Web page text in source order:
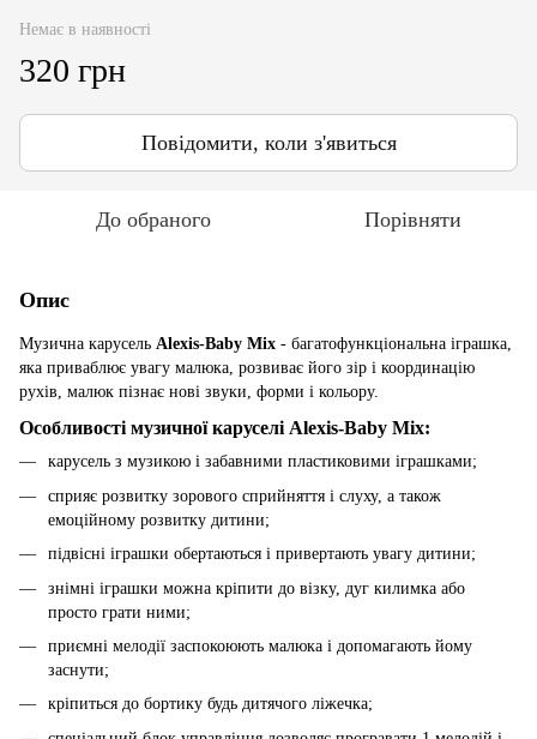
Немає в наявності
320 грн
Повідомити, коли з'явиться
До обраного Порівняти
Опис
Музична карусель Alexis-Baby Mix - багатофункціональна іграшка,
яка приваблює увагу малюка, розвиває його зір і координацію
рухів, малюк пізнає нові звуки, форми і кольору.
Особливості музичної каруселі Alexis-Baby Mix:
карусель з музикою і забавними пластиковими іграшками;
сприяє розвитку зорового сприйняття і слуху, а також
емоційному розвитку дитини;
підвісні іграшки обертаються і привертають увагу дитини;
знімні іграшки можна кріпити до візку, дуг килимка або
просто грати ними;
приємні мелодії заспокоюють малюка і допомагають йому
заснути;
кріпиться до бортику будь дитячого ліжечка;